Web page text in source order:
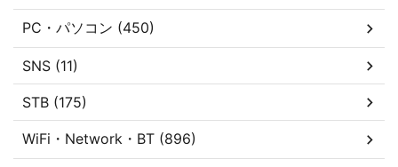
PC・パソコン (450)
SNS (11)
STB (175)
WiFi・Network・BT (896)